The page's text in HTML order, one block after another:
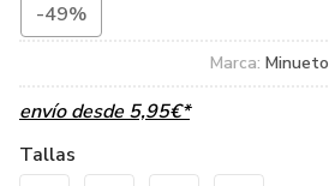
-49%
Marca: Minueto
envío desde5,95€*
Tallas